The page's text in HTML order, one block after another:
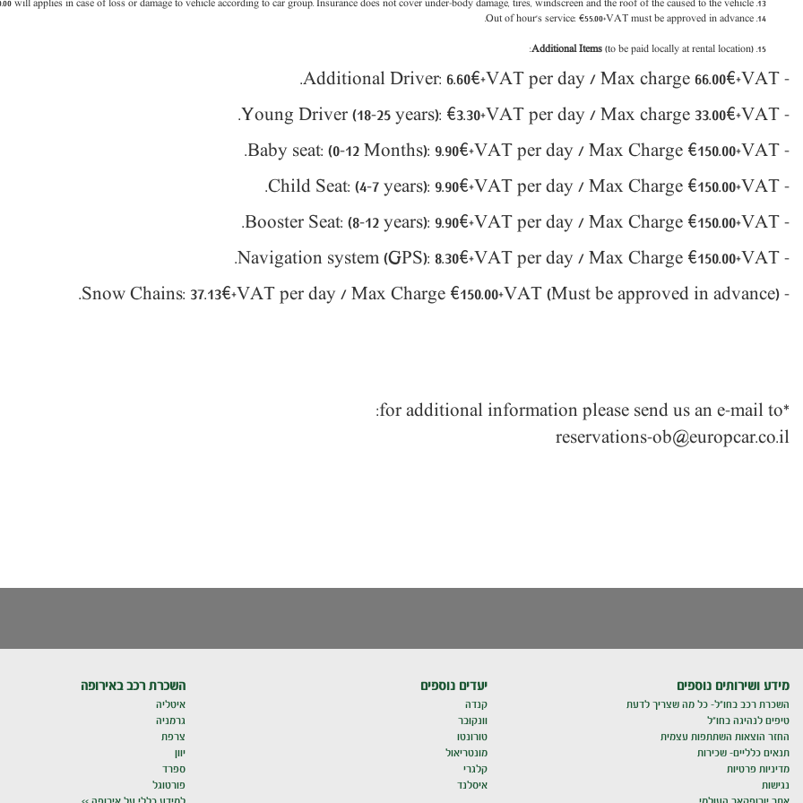
.00 will applies in case of loss or damage to vehicle according to car group. Insurance does not cover under-body damage, tires, windscreen and the roof of the caused to the vehicle.
Out of hour's service: €55.00+VAT must be approved in advance.
Additional Items (to be paid locally at rental location):
- Additional Driver: 6.
60€+VAT per day / Max charge 66.00€+VAT.
- Young Driver (18-25 years): €3.3
0+VAT per day / Max charge 33.00€+VAT.
- Baby seat: (0-12 Months): 9.90€+VAT per day
/ Max Charge €150.00+VAT
.
- Child Seat: (
4-7 years): 9.90€+VAT per day / Max Charge €150.00+VAT
.
- Booster Seat: (
8-12 years): 9.90€+VAT per day / Max Charge €150.00+VAT
.
- Navigation system (GPS): 8.30€+VAT per day / Max Charge €150.00+VAT.
- Snow Chains:
37.13€+VAT per day / Max Charge €150.00+VAT (Must be approved in advance).
*for additional information please send us an e-mail to:
reservations-ob@europcar.co.il
מידע ושירותים נוספים
השכרת רכב בחו"ל- כל מה שצריך לדעת
טיפים לנהיגה בחו"ל
החזר הוצאות השתתפות עצמית
תנאים כלליים- שכירות
מדיניות פרטיות
נגישות
יעדים נוספים
קנדה
וונקובר
טורונטו
מונטריאול
קלגרי
איסלנד
השכרת רכב באירופה
איטליה
גרמניה
צרפת
יוון
ספרד
פורטוגל